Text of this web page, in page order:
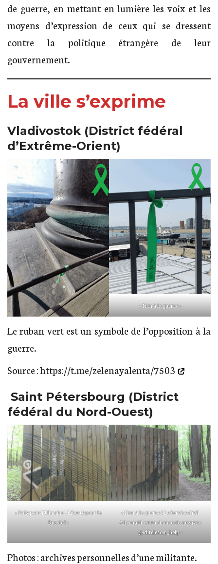
de guerre, en mettant en lumière les voix et les
moyens d’expression de ceux qui se dressent
contre la politique étrangère de leur
gouvernement.
La ville s’exprime
Vladivostok (District fédéral
d’Extrême-Orient)
« Non à la guerre »
Le ruban vert est un symbole de l’opposition à la
guerre.
Source :https://t.me/zelenayalenta/7503
Saint Pétersbourg (District
fédéral du Nord-Ouest)
« Paix pour l’Ukraine ! Liberté pour la
Russie ! »
« Non à la guerre ! Le Service Civil
Alternatif est ta chance de survivre
@iditelesom_help »
Photos : archives personnelles d’une militante.